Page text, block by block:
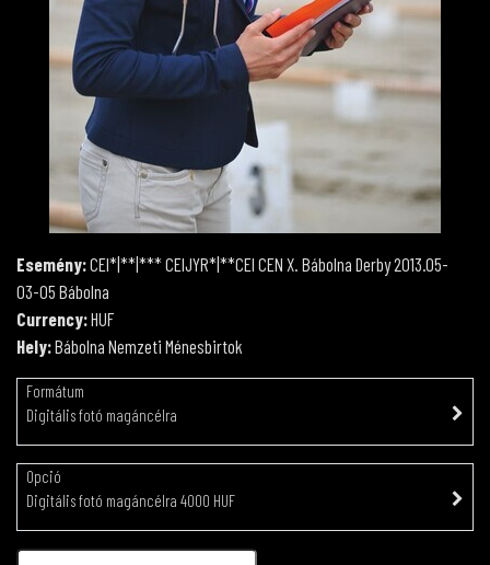
Esemény:CEI*|**|*** CEIJYR*|**CEI CEN X. Bábolna Derby 2013.05-
03-05 Bábolna
Currency:HUF
Hely:Bábolna Nemzeti Ménesbirtok
Formátum
Digitális fotó magáncélra
Opció
Digitális fotó magáncélra 4000 HUF